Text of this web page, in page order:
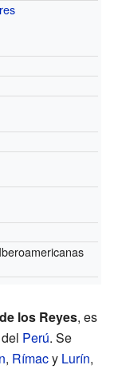
los Reyes, es
Perú. Se
, Rímacy Lurín,